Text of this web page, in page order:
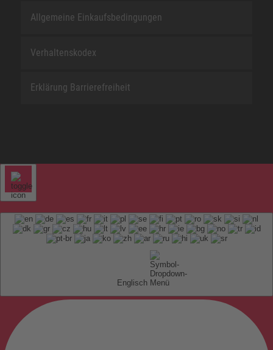
Allgemeine Einkaufsbedingungen
Verhaltenskodex
Erklärung Barrierefreiheit
Englisch